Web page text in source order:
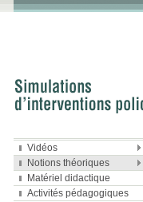
Vidéos
Notions théoriques
Matériel didactique
Activités pédagogiques